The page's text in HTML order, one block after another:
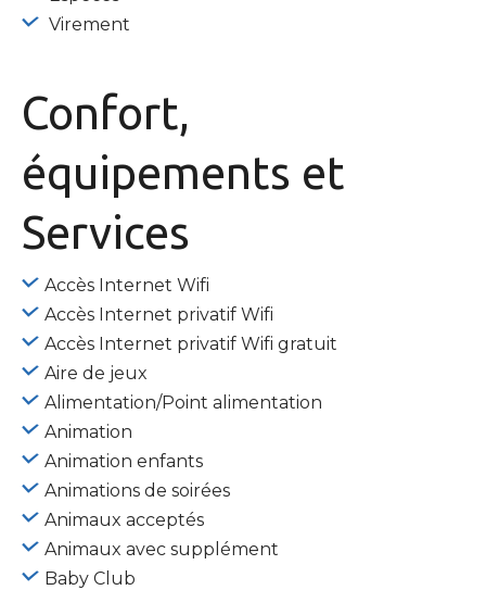
Virement
Confort,
équipements et
Services
Accès Internet Wifi
Accès Internet privatif Wifi
Accès Internet privatif Wifi gratuit
Aire de jeux
Alimentation/Point alimentation
Animation
Animation enfants
Animations de soirées
Animaux acceptés
Animaux avec supplément
Baby Club